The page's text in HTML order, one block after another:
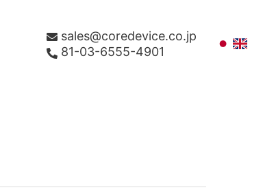
sales@coredevice.co.jp
81-03-6555-4901